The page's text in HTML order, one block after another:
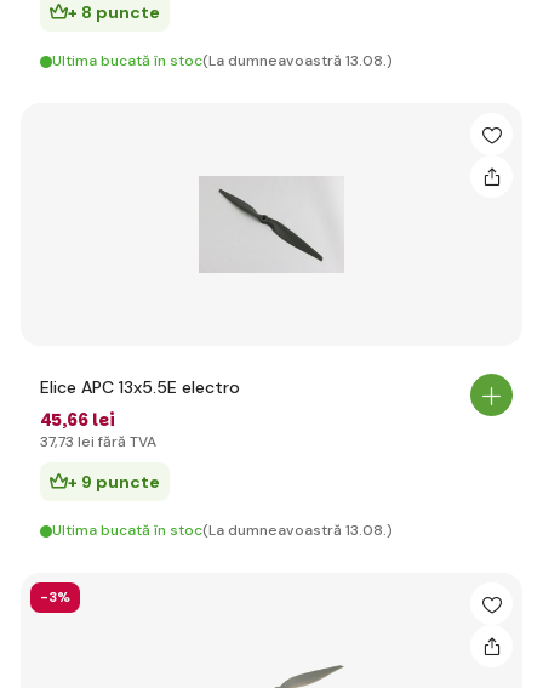
+ 8 puncte
Ultima bucată în stoc(La dumneavoastră 13.08.)
Elice APC 13x5.5E electro
45,66 lei
37,73 lei fără TVA
+ 9 puncte
Ultima bucată în stoc(La dumneavoastră 13.08.)
-3%